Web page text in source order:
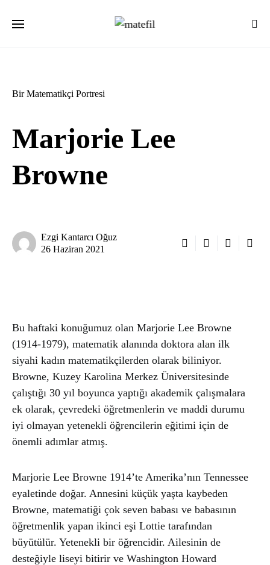
Bir Matematikçi Portresi
Marjorie Lee
Browne
Ezgi Kantarcı Oğuz
26 Haziran 2021
Bu haftaki konuğumuz olan Marjorie Lee Browne
(1914-1979), matematik alanında doktora alan ilk
siyahi kadın matematikçilerden olarak biliniyor.
Browne, Kuzey Karolina Merkez Üniversitesinde
çalıştığı 30 yıl boyunca yaptığı akademik çalışmalara
ek olarak, çevredeki öğretmenlerin ve maddi durumu
iyi olmayan yetenekli öğrencilerin eğitimi için de
önemli adımlar atmış.
Marjorie Lee Browne 1914’te Amerika’nın Tennessee
eyaletinde doğar. Annesini küçük yaşta kaybeden
Browne, matematiği çok seven babası ve babasının
öğretmenlik yapan ikinci eşi Lottie tarafından
büyütülür. Yetenekli bir öğrencidir. Ailesinin de
desteğiyle liseyi bitirir ve Washington Howard